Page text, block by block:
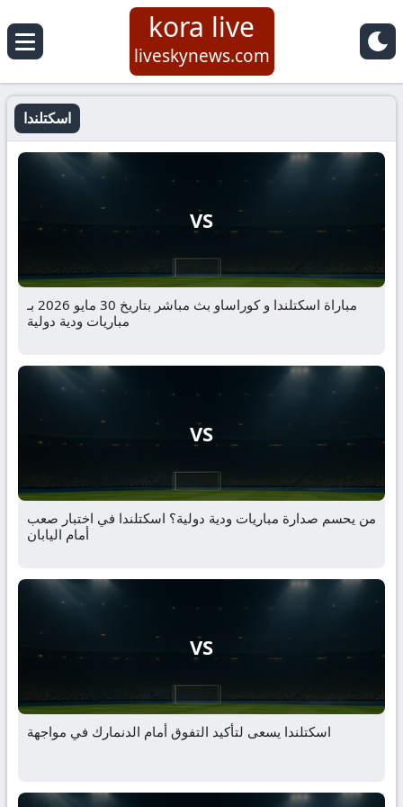
kora live
liveskynews.com
اسكتلندا
VS
مباراة اسكتلندا و كوراساو بث مباشر بتاريخ 30 مايو 2026 بـ
مباريات ودية دولية
VS
من يحسم صدارة مباريات ودية دولية؟ اسكتلندا في اختبار صعب
أمام اليابان
VS
اسكتلندا يسعى لتأكيد التفوق أمام الدنمارك في مواجهة